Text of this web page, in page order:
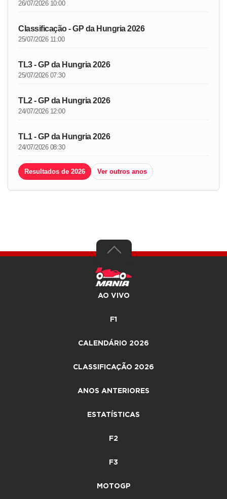
26/07/2026 10:00
Classificação - GP da Hungria 2026
25/07/2026 11:00
TL3 - GP da Hungria 2026
25/07/2026 07:30
TL2 - GP da Hungria 2026
24/07/2026 12:00
TL1 - GP da Hungria 2026
24/07/2026 08:30
Resultados de 2026 Ver outros anos
AO VIVO
F1
CALENDÁRIO 2026
CLASSIFICAÇÃO 2026
ANOS ANTERIORES
ESTATÍSTICAS
F2
F3
MOTOGP